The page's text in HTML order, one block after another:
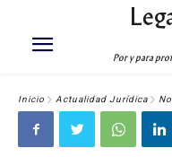
Por y para
Inicio Actualidad Jurídica